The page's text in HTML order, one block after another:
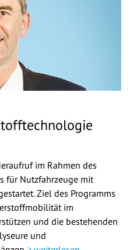
im Rahmen des
für Nutzfahrzeuge mit
Ziel des Programms
im
und die bestehenden
und